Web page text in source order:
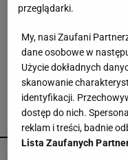
Muchy
Postaw to
POLECAMY
przeglądarki.
My, nasi Zaufani
dane osobowe w
Użycie dokładnych
skanowanie
identyfikacji.
dostęp do nich.
reklam i treści, badnie
Lista Zaufanych